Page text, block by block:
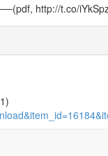
http://t.co/